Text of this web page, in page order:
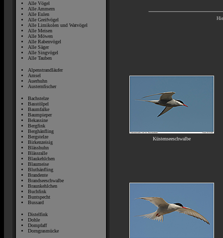
Alle Vögel
Alle Ammern
Alle Eulen
Alle Greifvögel
Alle Limikolen und Watvögel
Alle Meisen
Alle Möwen
Alle Rabenvögel
Alle Säger
Alle Singvögel
Alle Tauben
Alpenstrandläufer
Amsel
Auerhuhn
Austernfischer
Bachstelze
Basstölpel
Baumfalke
Baumpieper
Bekassine
Bergfink
Berghänfling
Bergstelze
Birkenzeisig
Blässhuhn
Blässralle
Blaukehlchen
Blaumeise
Bluthänfling
Brandente
Brandseeschwalbe
Braunkehlchen
Buchfink
Buntspecht
Bussard
Distelfink
Dohle
Dompfaff
Dorngrasmücke
Küstenseeschwalbe